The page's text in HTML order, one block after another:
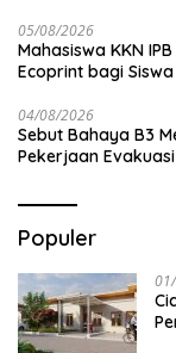
05/08/2026
Mahasiswa KKN
Ecoprint bagi
04/08/2026
Sebut Bahaya B3
Pekerjaan
Populer